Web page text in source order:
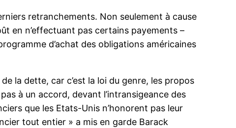
retranchements. Non seulement à cause
en n’effectuant pas certains payements –
d’achat des obligations américaines
la dette, car c’est la loi du genre, les propos
à un accord, devant l’intransigeance des
que les Etats-Unis n’honorent pas leur
tout entier » a mis en garde Barack